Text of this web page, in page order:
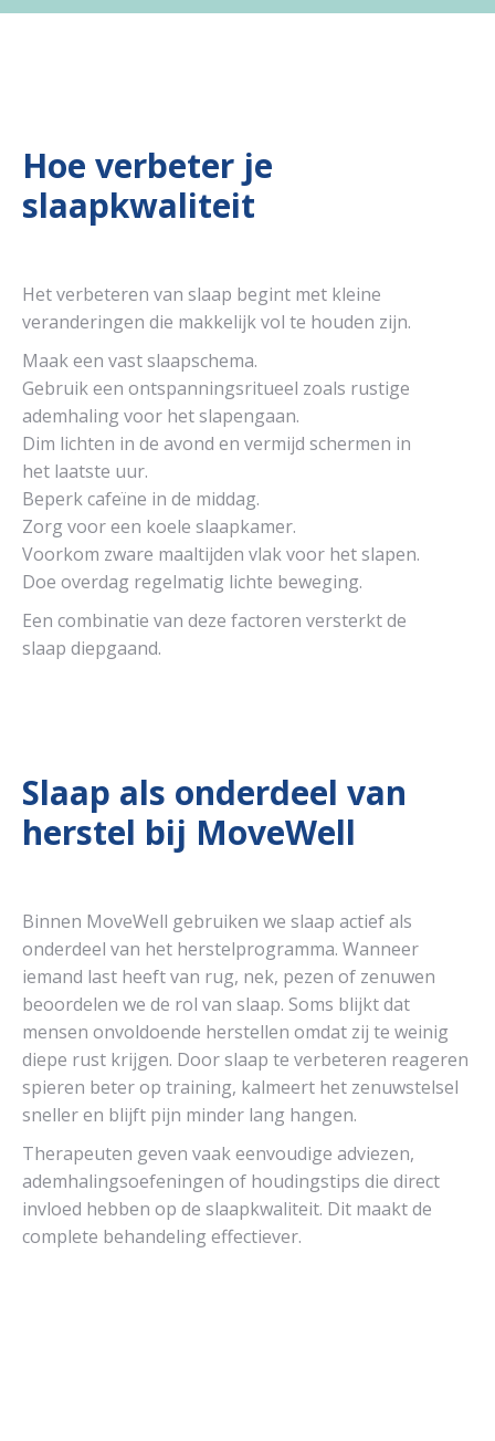
Hoe verbeter je
slaapkwaliteit
Het verbeteren van slaap begint met kleine
veranderingen die makkelijk vol te houden zijn.
Maak een vast slaapschema.
Gebruik een ontspanningsritueel zoals rustige
ademhaling voor het slapengaan.
Dim lichten in de avond en vermijd schermen in
het laatste uur.
Beperk cafeïne in de middag.
Zorg voor een koele slaapkamer.
Voorkom zware maaltijden vlak voor het slapen.
Doe overdag regelmatig lichte beweging.
Een combinatie van deze factoren versterkt de
slaap diepgaand.
Slaap als onderdeel van
herstel bij MoveWell
Binnen MoveWell gebruiken we slaap actief als
onderdeel van het herstelprogramma. Wanneer
iemand last heeft van rug, nek, pezen of zenuwen
beoordelen we de rol van slaap. Soms blijkt dat
mensen onvoldoende herstellen omdat zij te weinig
diepe rust krijgen. Door slaap te verbeteren reageren
spieren beter op training, kalmeert het zenuwstelsel
sneller en blijft pijn minder lang hangen.
Therapeuten geven vaak eenvoudige adviezen,
ademhalingsoefeningen of houdingstips die direct
invloed hebben op de slaapkwaliteit. Dit maakt de
complete behandeling effectiever.